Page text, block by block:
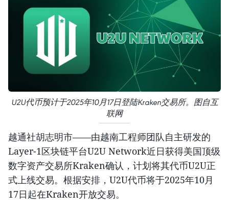
U2U代币预计于2025年10月17日登陆Kraken交易所。图自互
联网
越通社胡志明市——由越南工程师团队自主研发的
Layer-1区块链平台U2U Network近日获得美国顶级
数字资产交易所Kraken确认，计划将其代币U2U正
式上线交易。根据安排，U2U代币将于2025年10月
17日起在Kraken开放交易。